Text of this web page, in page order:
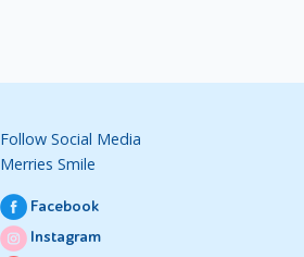
Follow Social Media
Merries Smile
Facebook
Instagram